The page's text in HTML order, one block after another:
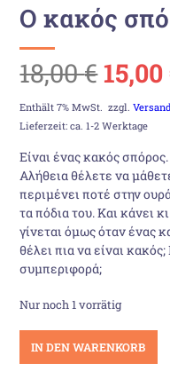
Ο κακός
18,00€
Preis
war:
18,00
15,00
Enthält 7% MwSt. zzgl.Versand
Lieferzeit: ca. 1-2 Werktage
Είναι ένας κακός
Αλήθεια θέλετε να
περιµένει ποτέ στην
τα πόδια του. Και κάνει
γίνεται όµως όταν ένας
θέλει πια να είναι
συµπεριφορά;
Nur noch 1 vorrätig
κακός
IN DEN WARENKORB